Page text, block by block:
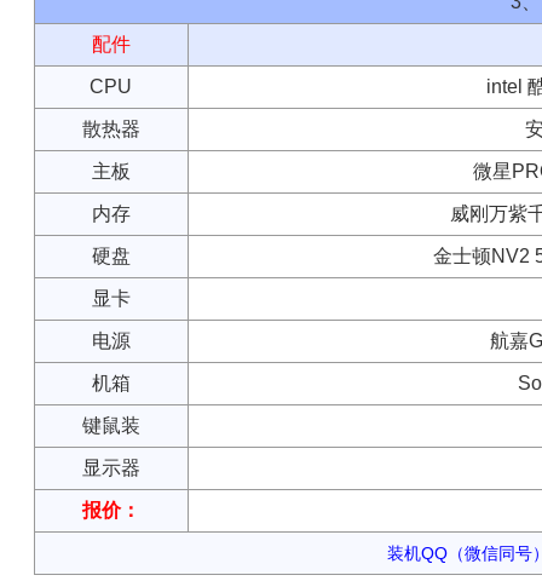
配件
CPU intel
散热器
主板 微星
内存 威刚万紫
硬盘 金士顿NV2
显卡
电源 航嘉
机箱
键鼠装
显示器
报价：
装机QQ（微信同号